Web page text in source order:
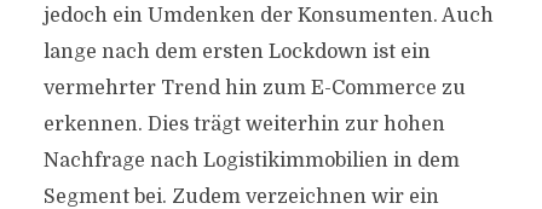
jedoch ein Umdenken der Konsumenten. Auch
lange nach dem ersten Lockdown ist ein
vermehrter Trend hin zum E-Commerce zu
erkennen. Dies trägt weiterhin zur hohen
Nachfrage nach Logistikimmobilien in dem
Segment bei. Zudem verzeichnen wir ein